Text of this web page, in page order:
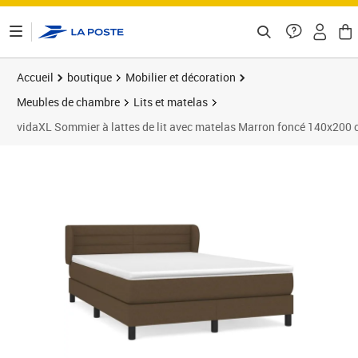
Accueil boutique
Mobilier et décoration
Meubles de chambre
Lits et matelas
vidaXL Sommier à lattes de lit avec matelas Marron foncé 140x200